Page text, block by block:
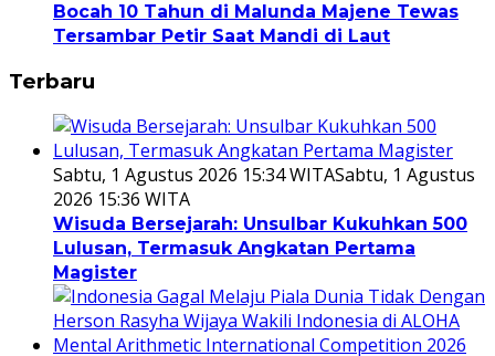
Bocah 10 Tahun di Malunda Majene Tewas
Tersambar Petir Saat Mandi di Laut
Terbaru
Sabtu, 1 Agustus 2026 15:34 WITASabtu, 1 Agustus
2026 15:36 WITA
Wisuda Bersejarah: Unsulbar Kukuhkan 500
Lulusan, Termasuk Angkatan Pertama
Magister